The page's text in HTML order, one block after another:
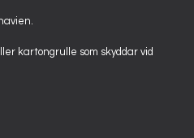
kartongrulle som skyddar vid